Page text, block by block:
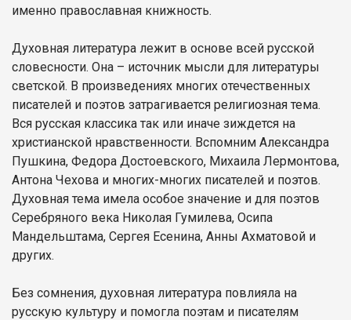
именно православная книжность.
Духовная литература лежит в основе всей русской
словесности. Она – источник мысли для литературы
светской. В произведениях многих отечественных
писателей и поэтов затрагивается религиозная тема.
Вся русская классика так или иначе зиждется на
христианской нравственности. Вспомним Александра
Пушкина, Федора Достоевского, Михаила Лермонтова,
Антона Чехова и многих-многих писателей и поэтов.
Духовная тема имела особое значение и для поэтов
Серебряного века Николая Гумилева, Осипа
Мандельштама, Сергея Есенина, Анны Ахматовой и
других.
Без сомнения, духовная литература повлияла на
русскую культуру и помогла поэтам и писателям